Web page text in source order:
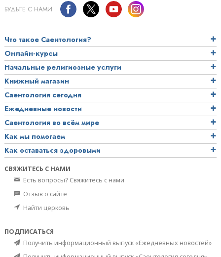
БУДЬТЕ С НАМИ
Что такое Саентология?
Онлайн-курсы
Начальные религиозные услуги
Книжный магазин
Саентология сегодня
Ежедневные новости
Саентология во всём мире
Как мы помогаем
Как оставаться здоровыми
СВЯЖИТЕСЬ С НАМИ
Есть вопросы? Свяжитесь с нами
Отзыв о сайте
Найти церковь
ПОДПИСАТЬСЯ
Получить информационный выпуск «Ежедневных новостей»